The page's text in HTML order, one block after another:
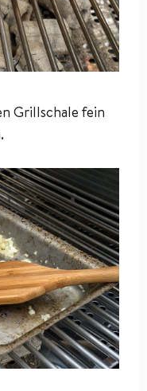
Grillschale fein